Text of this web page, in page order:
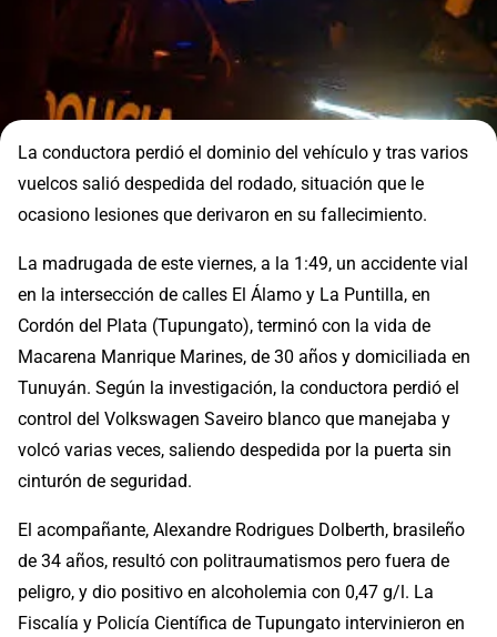
La conductora perdió el dominio del vehículo y tras varios
vuelcos salió despedida del rodado, situación que le
ocasiono lesiones que derivaron en su fallecimiento.
La madrugada de este viernes, a la 1:49, un accidente vial
en la intersección de calles El Álamo y La Puntilla, en
Cordón del Plata (Tupungato), terminó con la vida de
Macarena Manrique Marines, de 30 años y domiciliada en
Tunuyán. Según la investigación, la conductora perdió el
control del Volkswagen Saveiro blanco que manejaba y
volcó varias veces, saliendo despedida por la puerta sin
cinturón de seguridad.
El acompañante, Alexandre Rodrigues Dolberth, brasileño
de 34 años, resultó con politraumatismos pero fuera de
peligro, y dio positivo en alcoholemia con 0,47 g/l. La
Fiscalía y Policía Científica de Tupungato intervinieron en